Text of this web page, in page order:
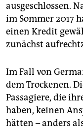
ausgeschlossen.
im Sommer 2017
einen Kredit
zunächst
Im Fall von
dem Trockenen.
Passagiere, die
haben, keinen
hätten – anders